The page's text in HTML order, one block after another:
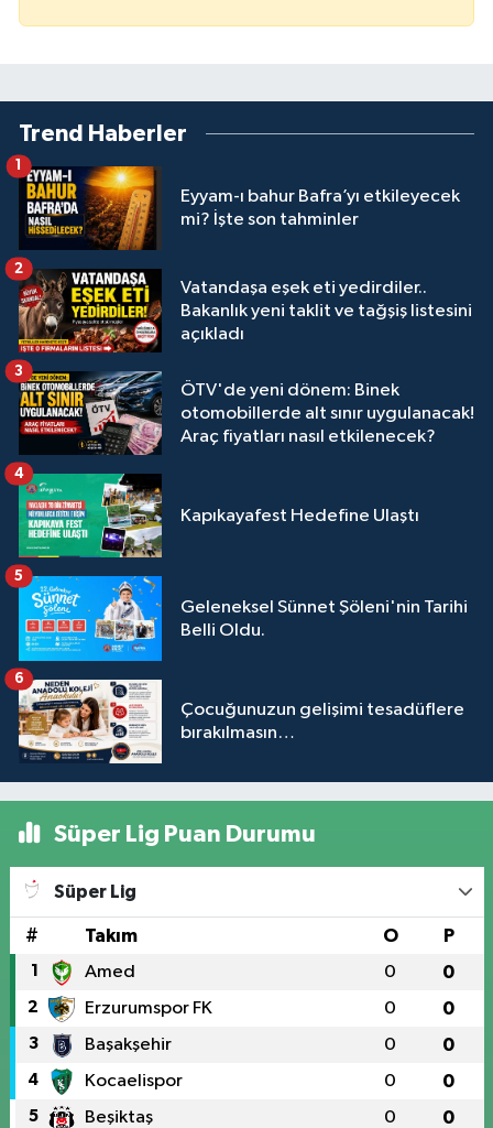
Trend Haberler
Eyyam-ı bahur Bafra’yı etkileyecek
mi? İşte son tahminler
1
Vatandaşa eşek eti yedirdiler..
Bakanlık yeni taklit ve tağşiş listesini
açıkladı
2
ÖTV'de yeni dönem: Binek
otomobillerde alt sınır uygulanacak!
Araç fiyatları nasıl etkilenecek?
3
Kapıkayafest Hedefine Ulaştı
4
Geleneksel Sünnet Şöleni'nin Tarihi
Belli Oldu.
5
Çocuğunuzun gelişimi tesadüflere
bırakılmasın…
6
Süper Lig Puan Durumu
Süper Lig
# Takım O P
1 Amed 0 0
2 Erzurumspor FK 0 0
3 Başakşehir 0 0
4 Kocaelispor 0 0
5 Beşiktaş 0 0